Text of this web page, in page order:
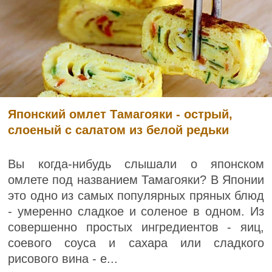
Японский омлет Тамагояки - острый,
слоеный с салатом из белой редьки
Вы когда-нибудь слышали о японском
омлете под названием Тамагояки? В Японии
это одно из самых популярных пряных блюд
- умеренно сладкое и соленое в одном. Из
совершенно простых ингредиентов - яиц,
соевого соуса и сахара или сладкого
рисового вина - е...